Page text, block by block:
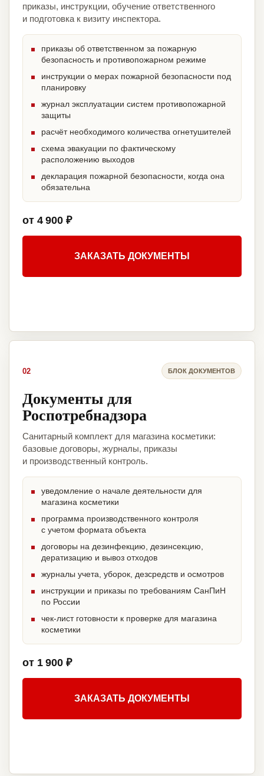
приказы, инструкции, обучение ответственного
и подготовка к визиту инспектора.
приказы об ответственном за пожарную
безопасность и противопожарном режиме
инструкции о мерах пожарной безопасности под
планировку
журнал эксплуатации систем противопожарной
защиты
расчёт необходимого количества огнетушителей
схема эвакуации по фактическому
расположению выходов
декларация пожарной безопасности, когда она
обязательна
от 4 900 ₽
ЗАКАЗАТЬ ДОКУМЕНТЫ
02 БЛОК ДОКУМЕНТОВ
Документы для
Роспотребнадзора
Санитарный комплект для магазина косметики:
базовые договоры, журналы, приказы
и производственный контроль.
уведомление о начале деятельности для
магазина косметики
программа производственного контроля
с учетом формата объекта
договоры на дезинфекцию, дезинсекцию,
дератизацию и вывоз отходов
журналы учета, уборок, дезсредств и осмотров
инструкции и приказы по требованиям СанПиН
по России
чек-лист готовности к проверке для магазина
косметики
от 1 900 ₽
ЗАКАЗАТЬ ДОКУМЕНТЫ